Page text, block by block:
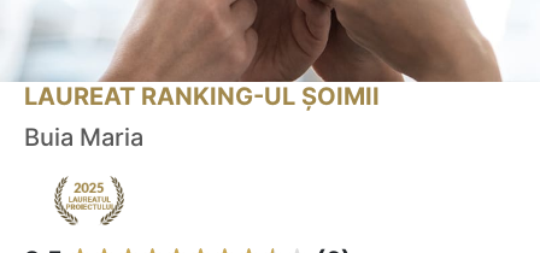
LAUREAT RANKING-UL ȘOIMII
Buia Maria